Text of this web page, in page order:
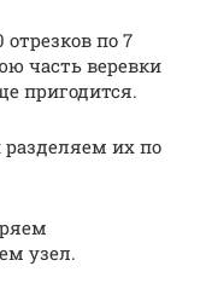
по 7
часть веревки
пригодится.
их по
узел.